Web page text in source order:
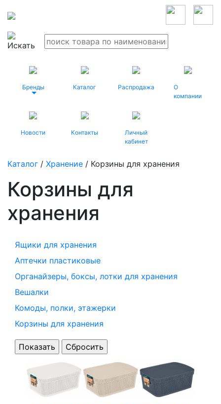
Бренды Каталог Распродажа
О
компании
Новости Контакты
Личный
кабинет
Каталог / Хранение / Корзины для хранения
Корзины для
хранения
Ящики для хранения
Аптечки пластиковые
Органайзеры, боксы, лотки для хранения
Вешалки
Комоды, полки, этажерки
Корзины для хранения